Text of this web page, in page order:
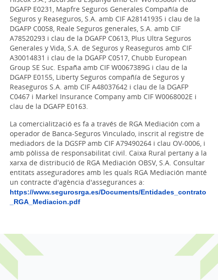
DGAFP E0231, Mapfre Seguros Generales Compañía de
Seguros y Reaseguros, S.A. amb CIF A28141935 i clau de la
DGAFP C0058, Reale Seguros generales, S.A. amb CIF
A78520293 i clau de la DGAFP C0613, Plus Ultra Seguros
Generales y Vida, S.A. de Seguros y Reaseguros amb CIF
A30014831 i clau de la DGAFP C0517, Chubb European
Group SE Suc. España amb CIF W0067389G i clau de la
DGAFP E0155, Liberty Seguros compañía de Seguros y
Reaseguros S.A. amb CIF A48037642 i clau de la DGAFP
C0467 i Markel Insurance Company amb CIF W0068002E i
clau de la DGAFP E0163.
La comercialització es fa a través de RGA Mediación com a
operador de Banca-Seguros Vinculado, inscrit al registre de
mediadors de la DGSFP amb CIF A79490264 i clau OV-0006, i
amb pòlissa de responsabilitat civil. Caixa Rural pertany a la
xarxa de distribució de RGA Mediación OBSV, S.A. Consultar
entitats asseguradores amb les quals RGA Mediación manté
un contracte d'agència d'assegurances a:
https://www.segurosrga.es/Documents/Entidades_contrato
_RGA_Mediacion.pdf